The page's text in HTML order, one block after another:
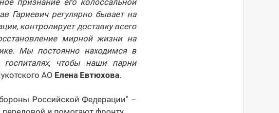
признание его колоссальной
Гариевич регулярно бывает на
контролирует доставку всего
мирной жизни на
Мы постоянно находимся в
чтобы наши парни
АО Елена Евтюхова.
Российской Федерации" –